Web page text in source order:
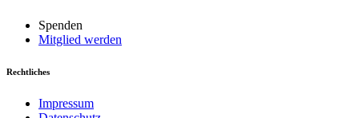
Spenden
Mitglied werden
Rechtliches
Impressum